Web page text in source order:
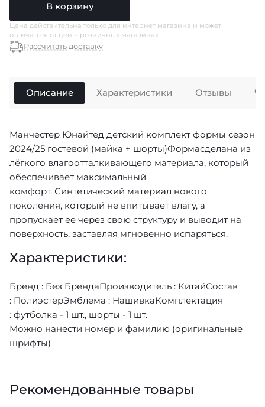
В корзину
Цена действительна только для интернет магазина и может
отличаться от цен в розничных магазинах
Рассчитать доставку
Описание
Манчестер Юнайтед детский комплект формы сезон
2024/25 гостевой (майка + шорты)Формасделана из
лёгкого влагоотталкивающего материала, который
обеспечивает максимальный
комфорт. Синтетический материал нового
поколения, который не впитывает влагу, а
пропускает ее через свою структуру и выводит на
поверхность, заставляя мгновенно испаряться.
Характеристики:
Бренд : Без БрендаПроизводитель : КитайСостав
: ПолиэстерЭмблема : НашивкаКомплектация
: футболка - 1 шт., шорты - 1 шт.
Можно нанести номер и фамилию (оригинальные
шрифты)
Характеристики Отзывы
Рекомендованные товары